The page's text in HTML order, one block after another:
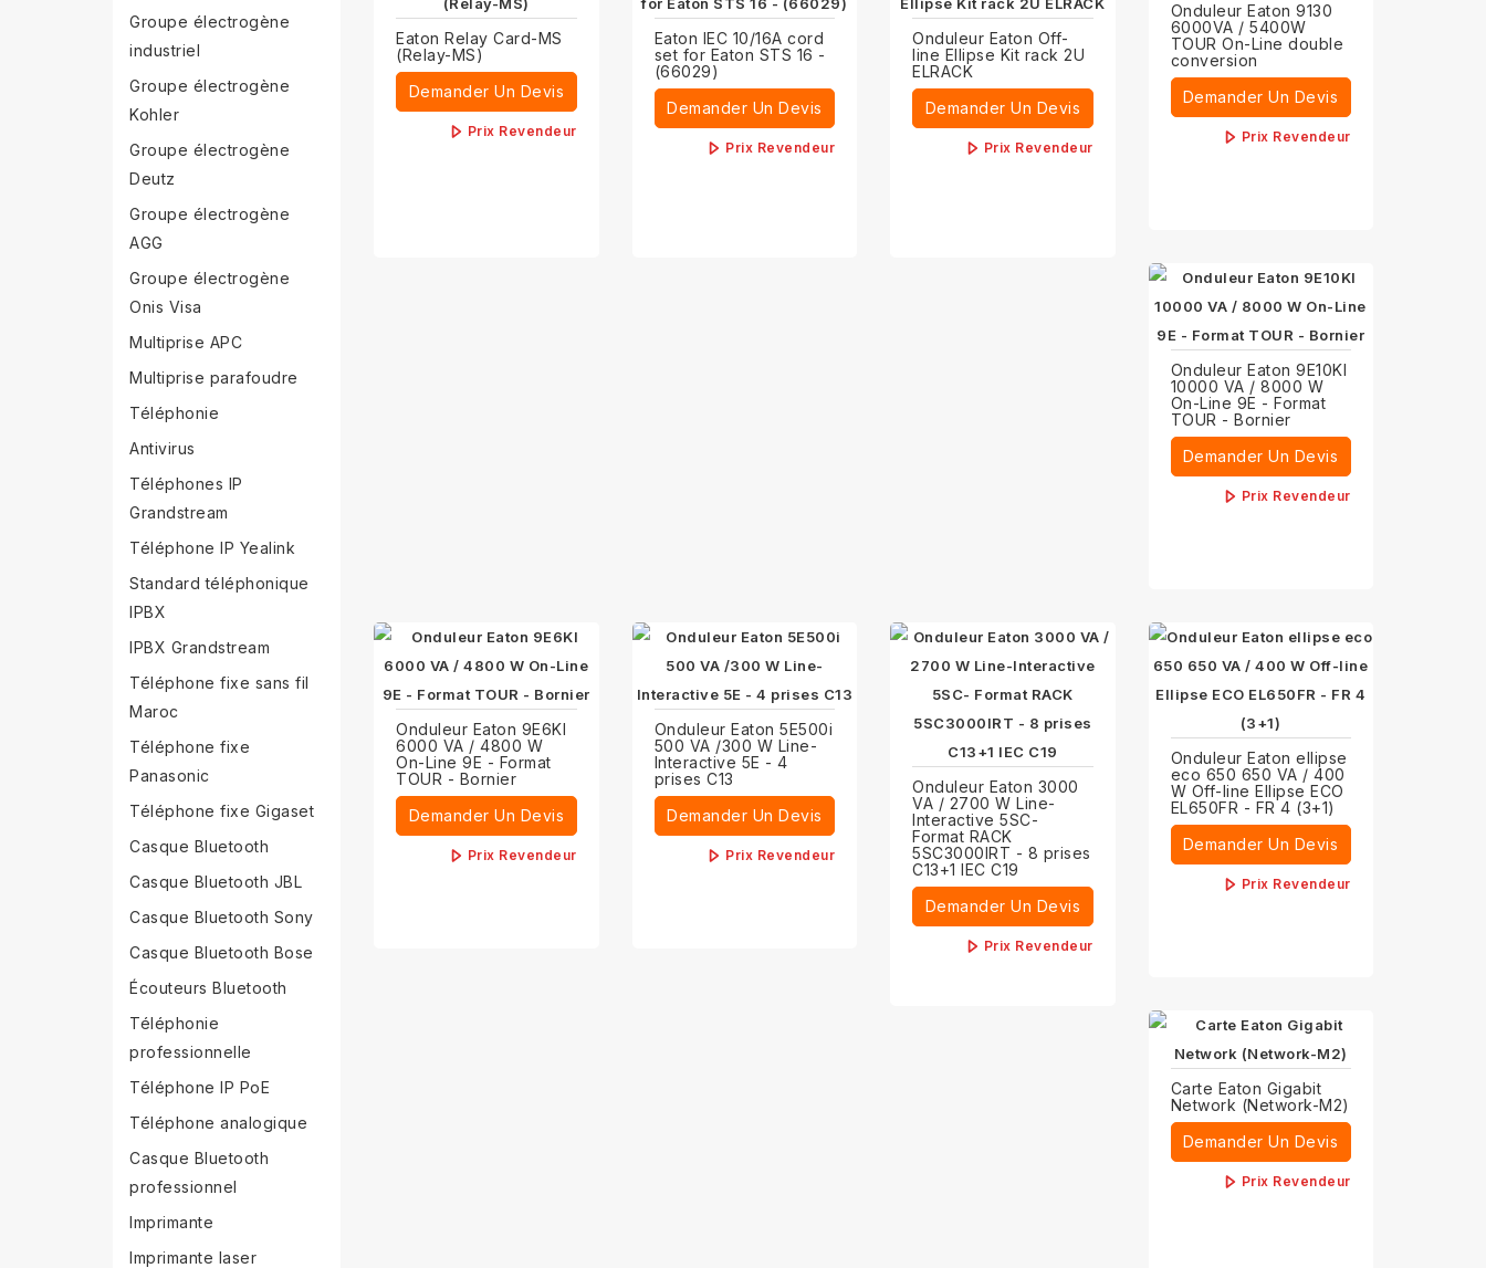
Groupe électrogène
industriel
Groupe électrogène
Kohler
Groupe électrogène
Deutz
Groupe électrogène
AGG
Groupe électrogène
Onis Visa
Multiprise APC
Multiprise parafoudre
Téléphonie
Antivirus
Téléphones IP
Grandstream
Téléphone IP Yealink
Standard téléphonique
IPBX
IPBX Grandstream
Téléphone fixe sans fil
Maroc
Téléphone fixe
Panasonic
Téléphone fixe Gigaset
Casque Bluetooth
Casque Bluetooth JBL
Casque Bluetooth Sony
Casque Bluetooth Bose
Écouteurs Bluetooth
Téléphonie
professionnelle
Téléphone IP PoE
Téléphone analogique
Casque Bluetooth
professionnel
Imprimante
Imprimante laser
Eaton Relay Card-MS
(Relay-MS)
Demander Un Devis
Prix Revendeur
Eaton IEC 10/16A cord
set for Eaton STS 16 -
(66029)
Demander Un Devis
Prix Revendeur
Onduleur Eaton Off-
line Ellipse Kit rack 2U
ELRACK
Demander Un Devis
Prix Revendeur
Onduleur Eaton 9130
6000VA / 5400W
TOUR On-Line double
conversion
Demander Un Devis
Prix Revendeur
Onduleur Eaton 9E10KI
10000 VA / 8000 W
On-Line 9E - Format
TOUR - Bornier
Demander Un Devis
Prix Revendeur
Onduleur Eaton 9E6KI
6000 VA / 4800 W
On-Line 9E - Format
TOUR - Bornier
Demander Un Devis
Prix Revendeur
Onduleur Eaton 5E500i
500 VA /300 W Line-
Interactive 5E - 4
prises C13
Demander Un Devis
Prix Revendeur
Onduleur Eaton 3000
VA / 2700 W Line-
Interactive 5SC-
Format RACK
5SC3000IRT - 8 prises
C13+1 IEC C19
Demander Un Devis
Prix Revendeur
Onduleur Eaton ellipse
eco 650 650 VA / 400
W Off-line Ellipse ECO
EL650FR - FR 4 (3+1)
Demander Un Devis
Prix Revendeur
Carte Eaton Gigabit
Network (Network-M2)
Demander Un Devis
Prix Revendeur